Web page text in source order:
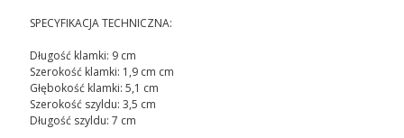
SPECYFIKACJA TECHNICZNA:
Długość klamki: 9 cm
Szerokość klamki: 1,9 cm cm
Głębokość klamki: 5,1 cm
Szerokość szyldu: 3,5 cm
Długość szyldu: 7 cm